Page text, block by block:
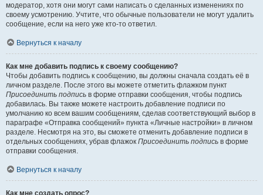
модератор, хотя они могут сами написать о сделанных изменениях по
своему усмотрению. Учтите, что обычные пользователи не могут удалить
сообщение, если на него уже кто-то ответил.
Вернуться к началу
Как мне добавить подпись к своему сообщению?
Чтобы добавить подпись к сообщению, вы должны сначала создать её в
личном разделе. После этого вы можете отметить флажком пункт
Присоединить подпись в форме отправки сообщения, чтобы подпись
добавилась. Вы также можете настроить добавление подписи по
умолчанию ко всем вашим сообщениям, сделав соответствующий выбор в
параграфе «Отправка сообщений» пункта «Личные настройки» в личном
разделе. Несмотря на это, вы сможете отменить добавление подписи в
отдельных сообщениях, убрав флажок Присоединить подпись в форме
отправки сообщения.
Вернуться к началу
Как мне создать опрос?